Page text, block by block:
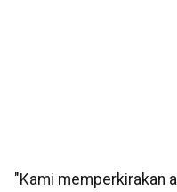
"Kami memperkirakan